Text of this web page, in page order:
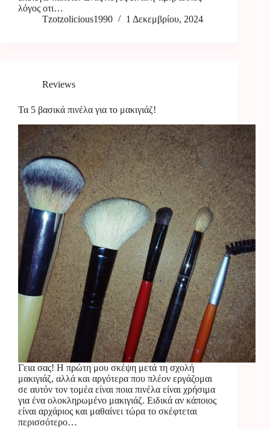
λόγος οτι…
Tzotzolicious1990
1 Δεκεμβρίου, 2024
Reviews
Τα 5 βασικά πινέλα για το μακιγιάζ!
Γεια σας! Η πρώτη μου σκέψη μετά τη σχολή
μακιγιάζ, αλλά και αργότερα που πλέον εργάζομαι
σε αυτόν τον τομέα είναι ποια πινέλα είναι χρήσιμα
για ένα ολοκληρωμένο μακιγιάζ. Ειδικά αν κάποιος
είναι αρχάριος και μαθαίνει τώρα το σκέφτεται
περισσότερο…